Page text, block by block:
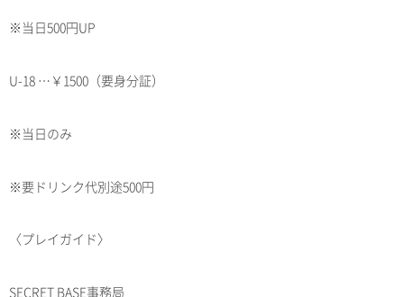
※当日500円UP
U-18 …￥1500（要身分証）
※当日のみ
※要ドリンク代別途500円
〈プレイガイド〉
SECRET BASE事務局